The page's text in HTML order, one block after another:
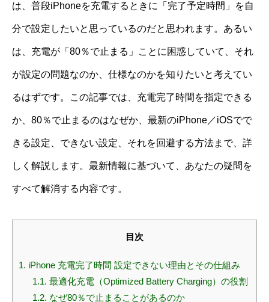
は、普段iPhoneを充電するときに「完了予定時間」を自
分で設定したいと思っているのだと思われます。あるい
は、充電が「80％で止まる」ことに困惑していて、それ
が設定の問題なのか、仕様なのかを知りたいと考えてい
るはずです。この記事では、充電完了時間を指定できる
か、80％で止まるのはなぜか、最新のiPhone／iOSでで
きる設定、できない設定、それを回避する方法まで、詳
しく解説します。最新情報に基づいて、あなたの疑問を
すべて解消する内容です。
目次
1. iPhone 充電完了時間 設定できない理由とその仕組み
1.1. 最適化充電（Optimized Battery Charging）の役割
1.2. なぜ80％で止まることがあるのか